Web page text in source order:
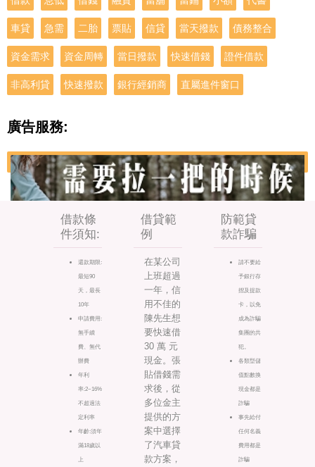
車貸 急需 二胎 票貼 信貸 當天撥款 債務整合
資金需求 資金周轉 當日撥款 快速借錢 證件借款
非高利貸 快速撥款 銀行經銷商 直屬進件窗口
廣告服務:
借款條
件須知:
還款期限:
最短90
天，最長
10年
申請費用:
無手續
費、無代
辦費
年利
率:2~16%
不超過法
定利率
年齡:須年
滿18歲以
上
借貸範
例
在某公司
上班超過
一年，信
用不佳的
陳先生想
要快速借
30 萬 元
現金。張
貼借錢需
求後，從
多位金主
提供的方
案中選擇
了汽車貸
款方案，
防範貸
款詐騙
請不要給
予銀行存
摺及提款
卡，以免
成為詐騙
集團的共
犯。
各類型儲
值點數換
現金都是
詐騙
事先給付
任何名義
費用都是
詐騙